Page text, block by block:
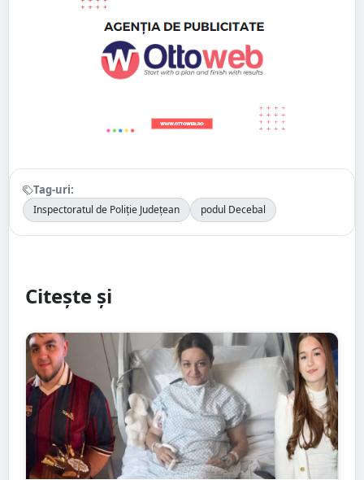
Tag-uri:
Inspectoratul de Poliție Județean podul Decebal
Citește și